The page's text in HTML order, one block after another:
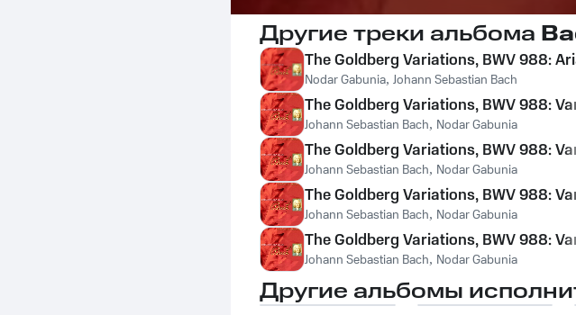
Другие треки альбома
The Goldberg Variations, BWV 988:
Nodar Gabunia, Johann Sebastian Bach
The Goldberg Variations, BWV 988:
Johann Sebastian Bach, Nodar Gabunia
The Goldberg Variations, BWV 988:
Johann Sebastian Bach, Nodar Gabunia
The Goldberg Variations, BWV 988:
Johann Sebastian Bach, Nodar Gabunia
The Goldberg Variations, BWV 988:
Johann Sebastian Bach, Nodar Gabunia
Другие альбомы